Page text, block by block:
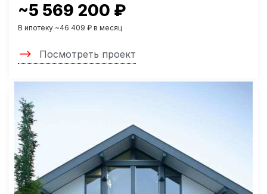
~5 569 200 ₽
В ипотеку ~46 409 ₽ в месяц
Посмотреть проект